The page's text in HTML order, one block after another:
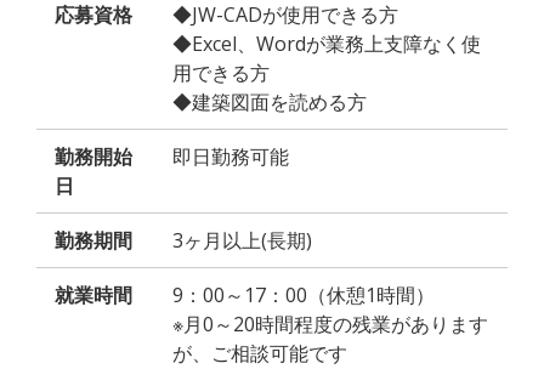
応募資格
◆JW-CADが使用できる方
◆Excel、Wordが業務上支障なく使
用できる方
◆建築図面を読める方
勤務開始
日
即日勤務可能
勤務期間 3ヶ月以上(長期)
就業時間
9：00～17：00（休憩1時間）
※月0～20時間程度の残業があります
が、ご相談可能です